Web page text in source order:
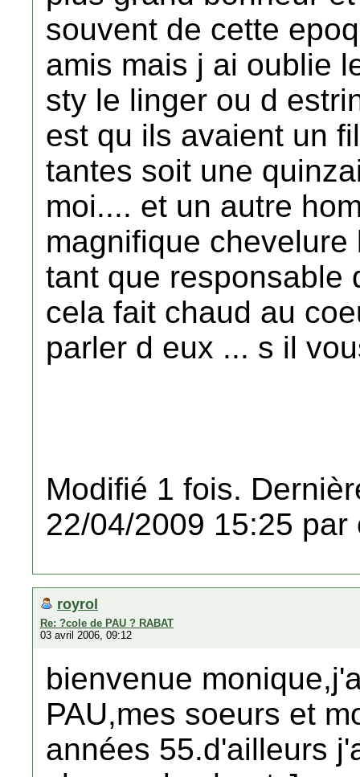
souvent de cette
amis mais j ai oublie
sty le linger ou d
est qu ils avaient un
tantes soit une
moi.... et un autre
magnifique
tant que responsable
cela fait chaud au
parler d eux ... s il
Modifié 1 fois.
22/04/2009 15:25 par
royrol
Re: ?cole de PAU ? RABAT
03 avril 2006, 09:12
bienvenue
PAU,mes soeurs et
années 55.d'ailleurs